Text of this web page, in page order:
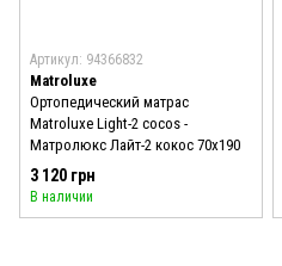
Артикул: 94366832
Matroluxe
Ортопедический матрас
Matroluxe Light-2 cocos -
Матролюкс Лайт-2 кокос 70x190
3 120 грн
В наличии